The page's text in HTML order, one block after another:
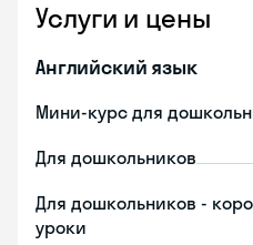
Услуги и цены
Английский язык
Мини-курс для
Для дошкольников
Для дошкольников -
уроки